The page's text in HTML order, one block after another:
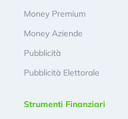
Money Premium
Money Aziende
Pubblicità
Pubblicità Elettorale
Strumenti Finanziari